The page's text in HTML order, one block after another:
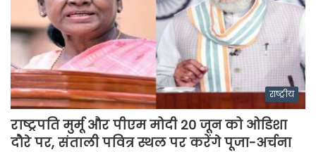
राष्ट्रीय
राष्ट्रपति मुर्मू और पीएम मोदी 20 जून को ओडिशा
दौरे पर, संताली पवित्र स्थल पर करेंगे पूजा-अर्चना